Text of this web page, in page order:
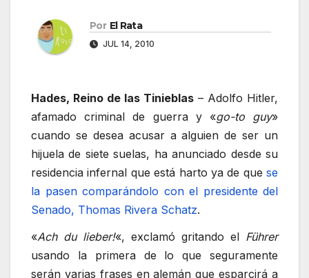
Por El Rata
JUL 14, 2010
Hades, Reino de las Tinieblas – Adolfo Hitler,
afamado criminal de guerra y «go-to guy»
cuando se desea acusar a alguien de ser un
hijuela de siete suelas, ha anunciado desde su
residencia infernal que está harto ya de que se
la pasen comparándolo con el presidente del
Senado, Thomas Rivera Schatz.
«Ach du lieber!«, exclamó gritando el Führer
usando la primera de lo que seguramente
serán varias frases en alemán que esparcirá a